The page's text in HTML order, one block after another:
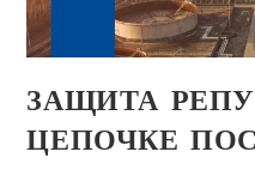
ЗАЩИТА
ЦЕПОЧКЕ